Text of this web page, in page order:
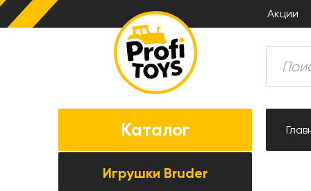
Акции
Каталог
Игрушки Bruder